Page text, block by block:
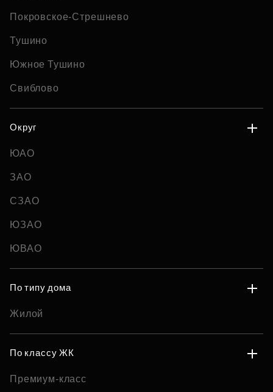
Покровское-Стрешнево
Тушино
Южное Тушино
Свиблово
Округ
ЮАО
ЗАО
СЗАО
ЮЗАО
ЮВАО
По типу дома
Жилой
По классу ЖК
Премиум-класс